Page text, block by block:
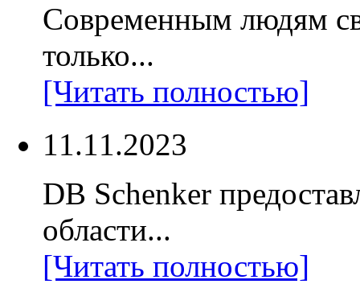
Современным людям
только...
[Читать полностью]
11.11.2023
DB Schenker
области...
[Читать полностью]